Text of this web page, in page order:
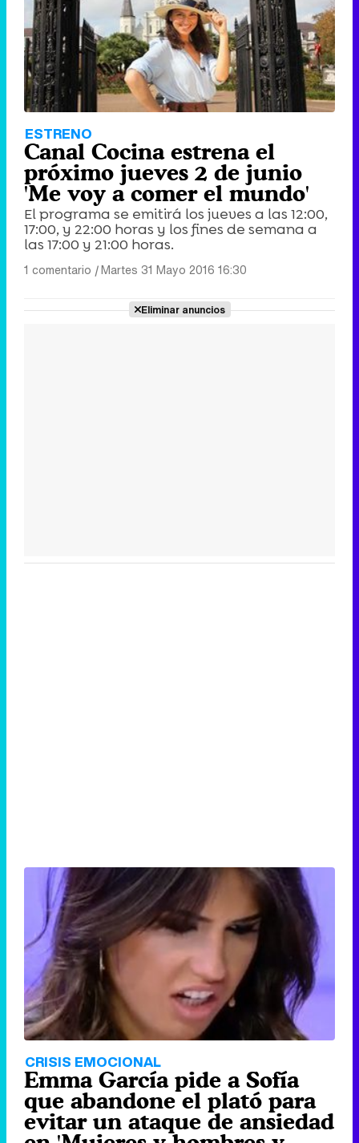
ESTRENO
Canal Cocina estrena el
próximo jueves 2 de junio
'Me voy a comer el mundo'
El programa se emitirá los jueves a las 12:00,
17:00, y 22:00 horas y los fines de semana a
las 17:00 y 21:00 horas.
1 comentario |Martes 31 Mayo 2016 16:30
Eliminar anuncios
CRISIS EMOCIONAL
Emma García pide a Sofía
que abandone el plató para
evitar un ataque de ansiedad